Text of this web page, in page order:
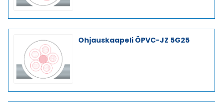
Ohjauskaapeli ÖPVC-JZ 5G25